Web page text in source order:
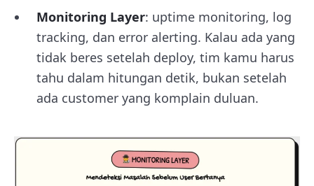
Monitoring Layer: uptime monitoring, log
tracking, dan error alerting. Kalau ada yang
tidak beres setelah deploy, tim kamu harus
tahu dalam hitungan detik, bukan setelah
ada customer yang komplain duluan.